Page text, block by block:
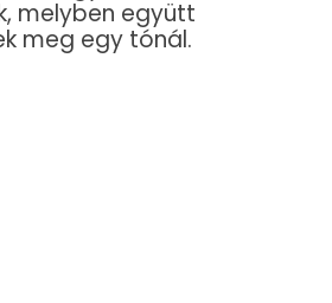
melyben együtt
meg egy tónál.